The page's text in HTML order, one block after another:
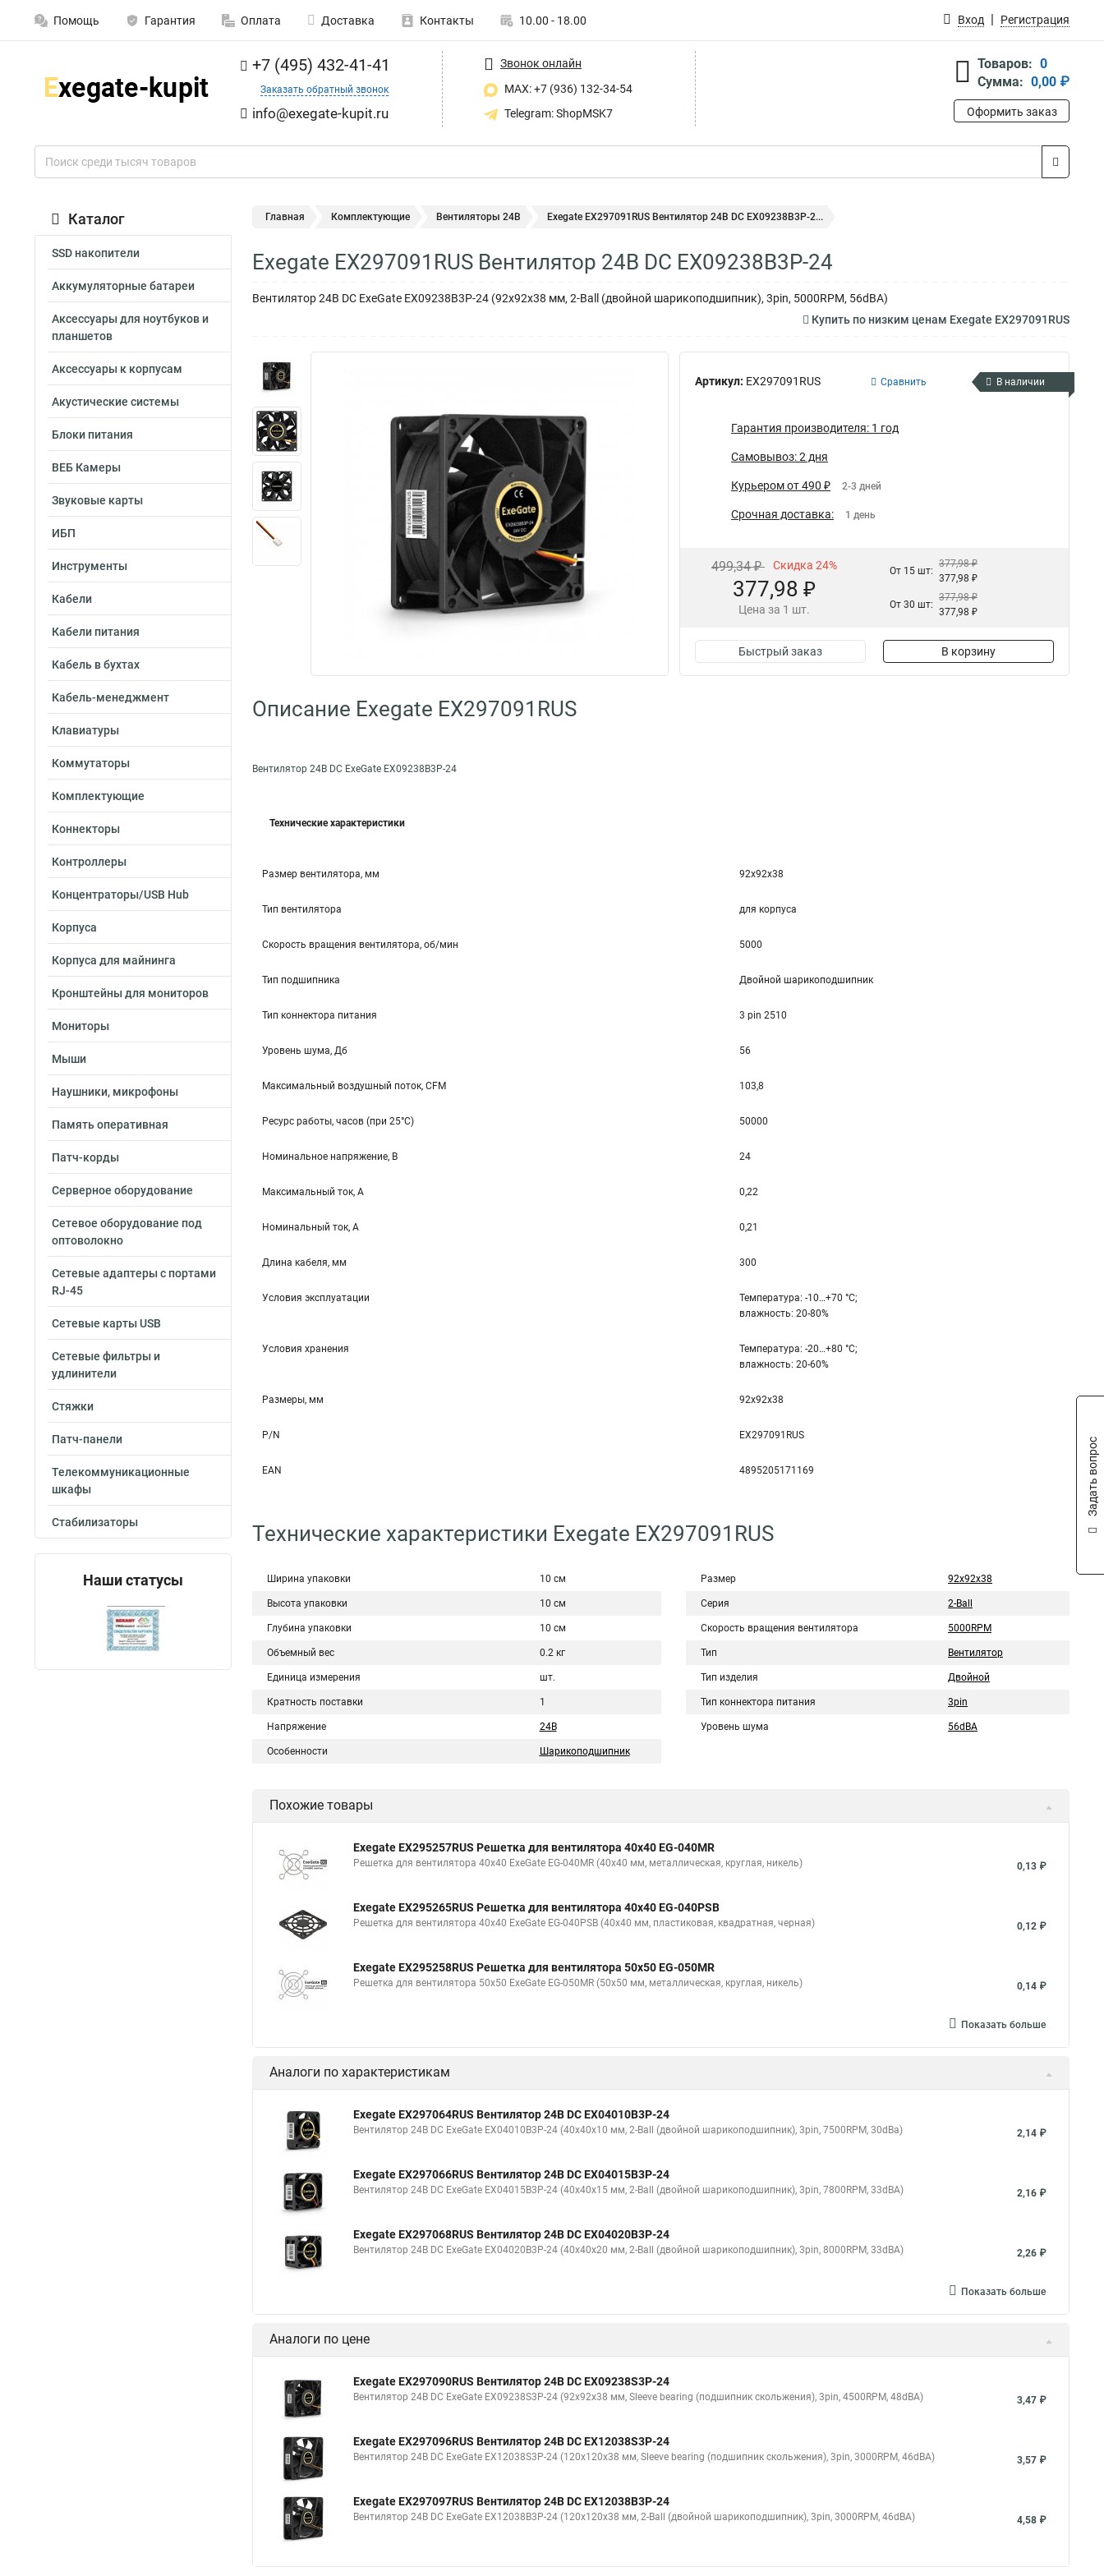
Помощь Гарантия Оплата Доставка Контакты 10.00 - 18.00 Вход Регистрация
+7 (495) 432-41-41
Заказать обратный звонок
info@exegate-kupit.ru
Звонок онлайн
MAX: +7 (936) 132-34-54
Telegram: ShopMSK7
Товаров: 0
Сумма: 0,00 ₽
Оформить заказ
Каталог
SSD накопители
Аккумуляторные батареи
Аксессуары для ноутбуков и
планшетов
Аксессуары к корпусам
Акустические системы
Блоки питания
ВЕБ Камеры
Звуковые карты
ИБП
Инструменты
Кабели
Кабели питания
Кабель в бухтах
Кабель-менеджмент
Клавиатуры
Коммутаторы
Комплектующие
Коннекторы
Контроллеры
Концентраторы/USB Hub
Корпуса
Корпуса для майнинга
Кронштейны для мониторов
Мониторы
Мыши
Наушники, микрофоны
Память оперативная
Патч-корды
Серверное оборудование
Сетевое оборудование под
оптоволокно
Сетевые адаптеры с портами
RJ-45
Сетевые карты USB
Сетевые фильтры и
удлинители
Стяжки
Патч-панели
Телекоммуникационные
шкафы
Стабилизаторы
Наши статусы
Главная Комплектующие Вентиляторы 24В Exegate EX297091RUS Вентилятор 24В DC EX09238B3P-2...
Exegate EX297091RUS Вентилятор 24В DC EX09238B3P-24
Вентилятор 24В DC ExeGate EX09238B3P-24 (92x92x38 мм, 2-Ball (двойной шарикоподшипник), 3pin, 5000RPM, 56dBA)
Купить по низким ценам Exegate EX297091RUS
Артикул: EX297091RUS Сравнить В наличии
Гарантия производителя: 1 год
Самовывоз: 2 дня
Курьером от 490 ₽ 2-3 дней
Срочная доставка: 1 день
499,34 ₽ Скидка 24%
377,98 ₽
Цена за 1 шт.
От 15 шт:
377,98 ₽
377,98 ₽
От 30 шт:
377,98 ₽
377,98 ₽
Быстрый заказ В корзину
Описание Exegate EX297091RUS
Вентилятор 24В DC ExeGate EX09238B3P-24
Технические характеристики
Размер вентилятора, мм 92x92x38
Тип вентилятора для корпуса
Скорость вращения вентилятора, об/мин 5000
Тип подшипника Двойной шарикоподшипник
Тип коннектора питания 3 pin 2510
Уровень шума, Дб 56
Максимальный воздушный поток, CFM 103,8
Ресурс работы, часов (при 25°C) 50000
Номинальное напряжение, В 24
Максимальный ток, А 0,22
Номинальный ток, А 0,21
Длина кабеля, мм 300
Условия эксплуатации
Температура: -10…+70 °С;
влажность: 20-80%
Условия хранения
Температура: -20…+80 °С;
влажность: 20-60%
Размеры, мм 92x92x38
P/N EX297091RUS
EAN 4895205171169
Технические характеристики Exegate EX297091RUS
Ширина упаковки 10 см
Высота упаковки 10 см
Глубина упаковки 10 см
Объемный вес 0.2 кг
Единица измерения шт.
Кратность поставки 1
Напряжение 24В
Особенности Шарикоподшипник
Размер 92x92x38
Серия 2-Ball
Скорость вращения вентилятора 5000RPM
Тип Вентилятор
Тип изделия Двойной
Тип коннектора питания 3pin
Уровень шума 56dBA
Похожие товары
Exegate EX295257RUS Решетка для вентилятора 40x40 EG-040MR
Решетка для вентилятора 40x40 ExeGate EG-040MR (40x40 мм, металлическая, круглая, никель) 0,13 ₽
Exegate EX295265RUS Решетка для вентилятора 40x40 EG-040PSB
Решетка для вентилятора 40x40 ExeGate EG-040PSB (40x40 мм, пластиковая, квадратная, черная) 0,12 ₽
Exegate EX295258RUS Решетка для вентилятора 50х50 EG-050MR
Решетка для вентилятора 50х50 ExeGate EG-050MR (50x50 мм, металлическая, круглая, никель) 0,14 ₽
Показать больше
Аналоги по характеристикам
Exegate EX297064RUS Вентилятор 24В DC EX04010B3P-24
Вентилятор 24В DC ExeGate EX04010B3P-24 (40x40x10 мм, 2-Ball (двойной шарикоподшипник), 3pin, 7500RPM, 30dBa) 2,14 ₽
Exegate EX297066RUS Вентилятор 24В DC EX04015B3P-24
Вентилятор 24В DC ExeGate EX04015B3P-24 (40x40x15 мм, 2-Ball (двойной шарикоподшипник), 3pin, 7800RPM, 33dBA) 2,16 ₽
Exegate EX297068RUS Вентилятор 24В DC EX04020B3P-24
Вентилятор 24В DC ExeGate EX04020B3P-24 (40x40x20 мм, 2-Ball (двойной шарикоподшипник), 3pin, 8000RPM, 33dBA) 2,26 ₽
Показать больше
Аналоги по цене
Exegate EX297090RUS Вентилятор 24В DC EX09238S3P-24
Вентилятор 24В DC ExeGate EX09238S3P-24 (92x92x38 мм, Sleeve bearing (подшипник скольжения), 3pin, 4500RPM, 48dBA) 3,47 ₽
Exegate EX297096RUS Вентилятор 24В DC EX12038S3P-24
Вентилятор 24В DC ExeGate EX12038S3P-24 (120x120x38 мм, Sleeve bearing (подшипник скольжения), 3pin, 3000RPM, 46dBA) 3,57 ₽
Exegate EX297097RUS Вентилятор 24В DC EX12038B3P-24
Вентилятор 24В DC ExeGate EX12038B3P-24 (120x120x38 мм, 2-Ball (двойной шарикоподшипник), 3pin, 3000RPM, 46dBA) 4,58 ₽
Задать вопрос